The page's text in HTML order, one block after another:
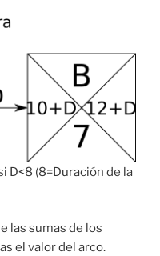
D<8 (8=Duración de la
las sumas de los
el valor del arco.